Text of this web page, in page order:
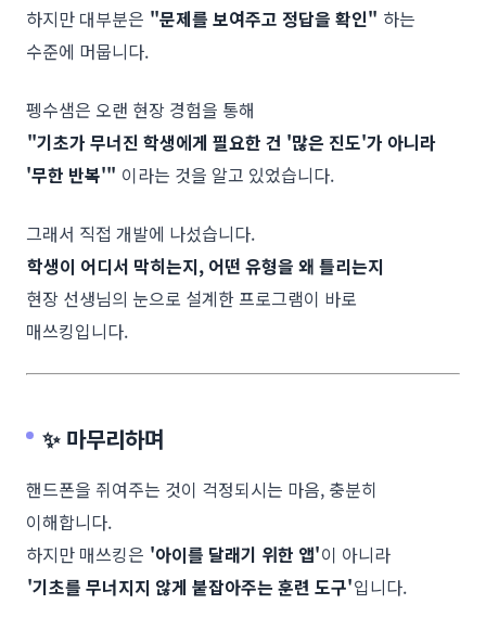
하지만 대부분은 "문제를 보여주고 정답을 확인" 하는
수준에 머뭅니다.
펭수샘은 오랜 현장 경험을 통해
"기초가 무너진 학생에게 필요한 건 '많은 진도'가 아니라
'무한 반복'" 이라는 것을 알고 있었습니다.
그래서 직접 개발에 나섰습니다.
학생이 어디서 막히는지, 어떤 유형을 왜 틀리는지
현장 선생님의 눈으로 설계한 프로그램이 바로
매쓰킹입니다.
✨ 마무리하며
핸드폰을 쥐여주는 것이 걱정되시는 마음, 충분히
이해합니다.
하지만 매쓰킹은 '아이를 달래기 위한 앱'이 아니라
'기초를 무너지지 않게 붙잡아주는 훈련 도구'입니다.